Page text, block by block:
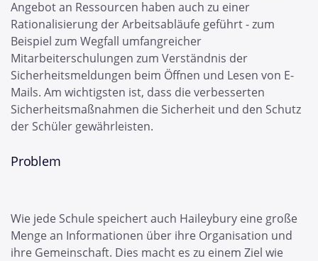
Angebot an Ressourcen haben auch zu einer
Rationalisierung der Arbeitsabläufe geführt - zum
Beispiel zum Wegfall umfangreicher
Mitarbeiterschulungen zum Verständnis der
Sicherheitsmeldungen beim Öffnen und Lesen von E-
Mails. Am wichtigsten ist, dass die verbesserten
Sicherheitsmaßnahmen die Sicherheit und den Schutz
der Schüler gewährleisten.
Problem
Wie jede Schule speichert auch Haileybury eine große
Menge an Informationen über ihre Organisation und
ihre Gemeinschaft. Dies macht es zu einem Ziel wie